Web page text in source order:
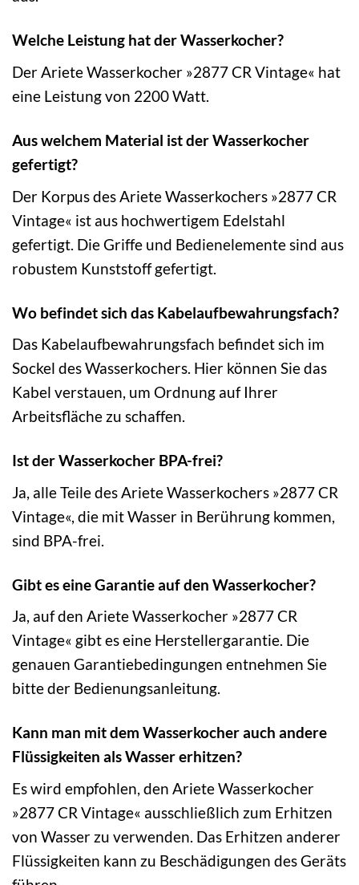
Welche Leistung hat der Wasserkocher?
Der Ariete Wasserkocher »2877 CR Vintage« hat
eine Leistung von 2200 Watt.
Aus welchem Material ist der Wasserkocher
gefertigt?
Der Korpus des Ariete Wasserkochers »2877 CR
Vintage« ist aus hochwertigem Edelstahl
gefertigt. Die Griffe und Bedienelemente sind aus
robustem Kunststoff gefertigt.
Wo befindet sich das Kabelaufbewahrungsfach?
Das Kabelaufbewahrungsfach befindet sich im
Sockel des Wasserkochers. Hier können Sie das
Kabel verstauen, um Ordnung auf Ihrer
Arbeitsfläche zu schaffen.
Ist der Wasserkocher BPA-frei?
Ja, alle Teile des Ariete Wasserkochers »2877 CR
Vintage«, die mit Wasser in Berührung kommen,
sind BPA-frei.
Gibt es eine Garantie auf den Wasserkocher?
Ja, auf den Ariete Wasserkocher »2877 CR
Vintage« gibt es eine Herstellergarantie. Die
genauen Garantiebedingungen entnehmen Sie
bitte der Bedienungsanleitung.
Kann man mit dem Wasserkocher auch andere
Flüssigkeiten als Wasser erhitzen?
Es wird empfohlen, den Ariete Wasserkocher
»2877 CR Vintage« ausschließlich zum Erhitzen
von Wasser zu verwenden. Das Erhitzen anderer
Flüssigkeiten kann zu Beschädigungen des Geräts